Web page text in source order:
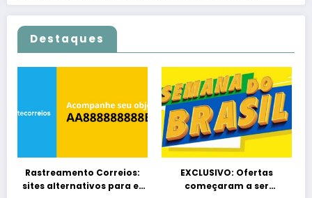
Destaques
Rastreamento Correios:
sites alternativos para e-
EXCLUSIVO: Ofertas
começaram a ser